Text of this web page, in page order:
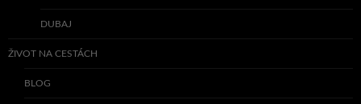
DUBAJ
ŽIVOT NA CESTÁCH
BLOG